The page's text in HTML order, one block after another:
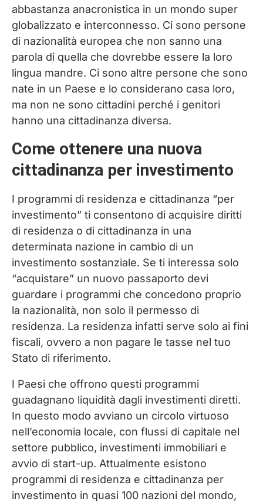
abbastanza anacronistica in un mondo super
globalizzato e interconnesso. Ci sono persone
di nazionalità europea che non sanno una
parola di quella che dovrebbe essere la loro
lingua mandre. Ci sono altre persone che sono
nate in un Paese e lo considerano casa loro,
ma non ne sono cittadini perché i genitori
hanno una cittadinanza diversa.
Come ottenere una nuova
cittadinanza per investimento
I programmi di residenza e cittadinanza “per
investimento” ti consentono di acquisire diritti
di residenza o di cittadinanza in una
determinata nazione in cambio di un
investimento sostanziale. Se ti interessa solo
“acquistare” un nuovo passaporto devi
guardare i programmi che concedono proprio
la nazionalità, non solo il permesso di
residenza. La residenza infatti serve solo ai fini
fiscali, ovvero a non pagare le tasse nel tuo
Stato di riferimento.
I Paesi che offrono questi programmi
guadagnano liquidità dagli investimenti diretti.
In questo modo avviano un circolo virtuoso
nell’economia locale, con flussi di capitale nel
settore pubblico, investimenti immobiliari e
avvio di start-up. Attualmente esistono
programmi di residenza e cittadinanza per
investimento in quasi 100 nazioni del mondo,